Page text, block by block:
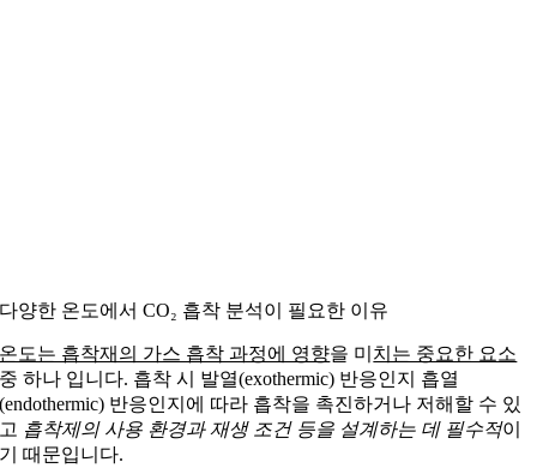
다양한 온도에서 CO₂ 흡착 분석이 필요한 이유
온도는 흡착재의 가스 흡착 과정에 영향을 미 치는 중요한 요소
중 하나 입니다. 흡착 시 발열(exothermic) 반응인지 흡열
(endothermic) 반응인지에 따라 흡착을 촉진하거나 저해할 수 있
고 흡착제의 사용 환경과 재생 조건 등을 설계하는 데 필수적이
기 때문입니다.